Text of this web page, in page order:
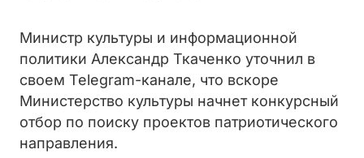
Министр культуры и информационной
политики Александр Ткаченко уточнил в
своем Telegram-канале, что вскоре
Министерство культуры начнет конкурсный
отбор по поиску проектов патриотического
направления.